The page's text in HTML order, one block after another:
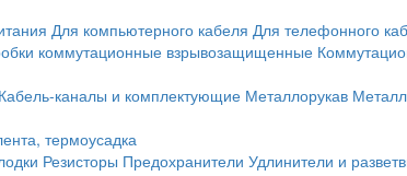
Для компьютерного кабеля Для телефонного
коммутационные взрывозащищенные
Кабель-каналы и комплектующие Металлорукав
термоусадка
Резисторы Предохранители Удлинители и